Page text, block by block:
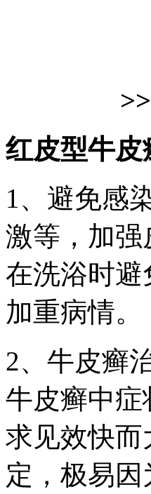
红皮型牛
1、避免感
激等，加
在洗浴时
加重病情。
2、牛皮癣
牛皮癣中
求见效快
定，极易